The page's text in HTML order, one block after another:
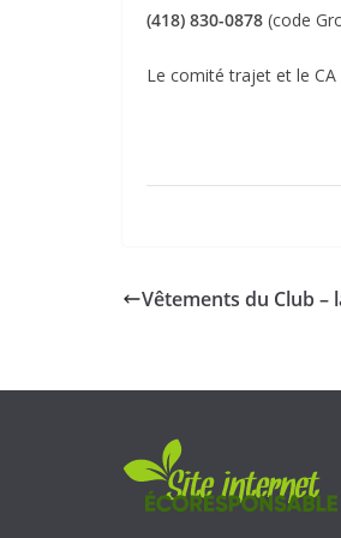
(418) 830-0878 (code
Le comité trajet et le CA
Vêtements du Club –